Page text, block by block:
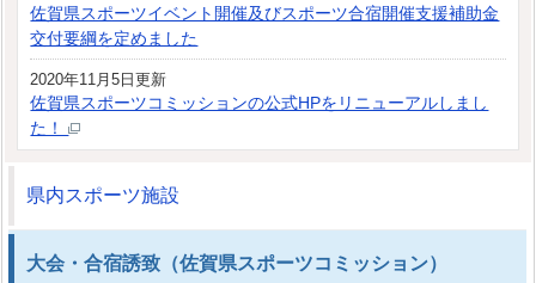
佐賀県スポーツイベント開催及びスポーツ合宿開催支援補助金
交付要綱を定めました
2020年11月5日更新
佐賀県スポーツコミッションの公式HPをリニューアルしまし
た！
県内スポーツ施設
大会・合宿誘致（佐賀県スポーツコミッション）